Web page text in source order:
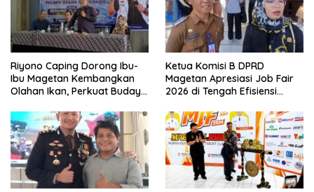
Riyono Caping Dorong Ibu-
Ibu Magetan Kembangkan
Olahan Ikan, Perkuat Budaya
Ketua Komisi B DPRD
Magetan Apresiasi Job Fair
2026 di Tengah Efisiensi